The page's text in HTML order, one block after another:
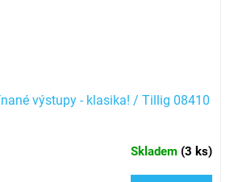
výstupy - klasika! / Tillig 08410
Skladem (3 ks)